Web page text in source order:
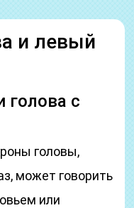
и левый
голова с
головы,
может говорить
или